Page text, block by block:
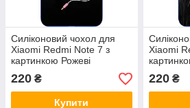
Силіконовий чохол для
Xiaomi Redmi Note 7 з
картинкою Рожеві
220 ₴
Купити
Xiaomi
220₴